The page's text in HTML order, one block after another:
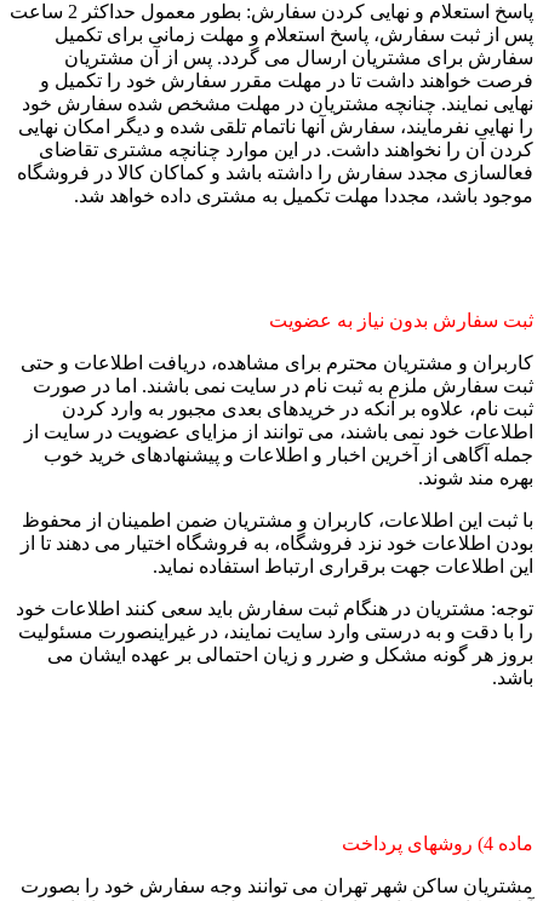
پاسخ استعلام و نهایی کردن سفارش: بطور معمول حداکثر 2 ساعت
پس از ثبت سفارش، پاسخ استعلام و مهلت زمانی برای تکمیل
سفارش برای مشتریان ارسال می گردد. پس از آن مشتریان
فرصت خواهند داشت تا در مهلت مقرر سفارش خود را تکمیل و
نهایی نمایند. چنانچه مشتریان در مهلت مشخص شده سفارش خود
را نهایی نفرمایند، سفارش آنها ناتمام تلقی شده و دیگر امکان نهایی
کردن آن را نخواهند داشت. در این موارد چنانچه مشتری تقاضای
فعالسازی مجدد سفارش را داشته باشد و کماکان کالا در فروشگاه
موجود باشد، مجددا مهلت تکمیل به مشتری داده خواهد شد.
ثبت سفارش بدون نیاز به عضویت
کاربران و مشتریان محترم برای مشاهده، دریافت اطلاعات و حتی
ثبت سفارش ملزم به ثبت نام در سایت نمی باشند. اما در صورت
ثبت نام، علاوه بر آنکه در خریدهای بعدی مجبور به وارد کردن
اطلاعات خود نمی باشند، می توانند از مزایای عضویت در سایت از
جمله آگاهی از آخرین اخبار و اطلاعات و پیشنهادهای خرید خوب
بهره مند شوند.
با ثبت این اطلاعات، کاربران و مشتریان ضمن اطمینان از محفوظ
بودن اطلاعات خود نزد فروشگاه، به فروشگاه اختیار می دهند تا از
این اطلاعات جهت برقراری ارتباط استفاده نماید.
توجه: مشتریان در هنگام ثبت سفارش باید سعی کنند اطلاعات خود
را با دقت و به درستی وارد سایت نمایند، در غیراینصورت مسئولیت
بروز هر گونه مشکل و ضرر و زیان احتمالی بر عهده ایشان می
باشد.
ماده 4) روشهای پرداخت
مشتریان ساکن شهر تهران می توانند وجه سفارش خود را بصورت